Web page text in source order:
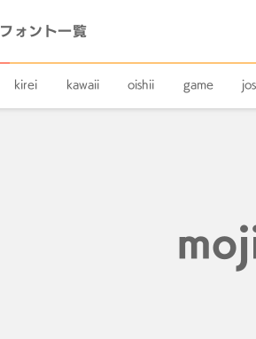
フォント一覧
kirei kawaii oishii game